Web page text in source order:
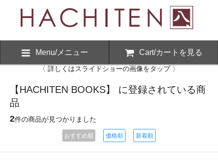
Menu/メニュー Cart/カートを見る
〈 詳しくはスライドショーの画像をタップ 〉
【HACHITEN BOOKS】 に登録されている商
品
2件の商品が見つかりました
おすすめ順 価格順 新着順